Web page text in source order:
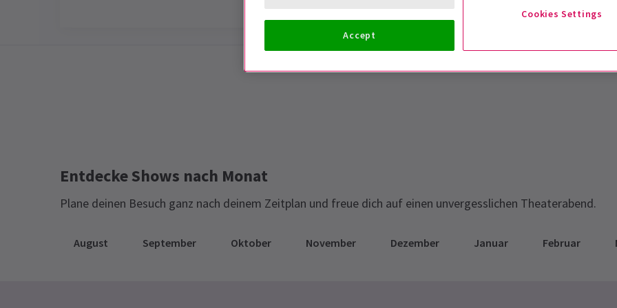
DIESE MESSE IST JETZT GESCHLOSSEN
Entdecke Shows nach Monat
Plane deinen Besuch ganz nach deinem Zeitplan und freue dich auf einen unvergesslichen Theaterabend.
August September Oktober November Dezember Januar Februar
Cookies Settings
Accept